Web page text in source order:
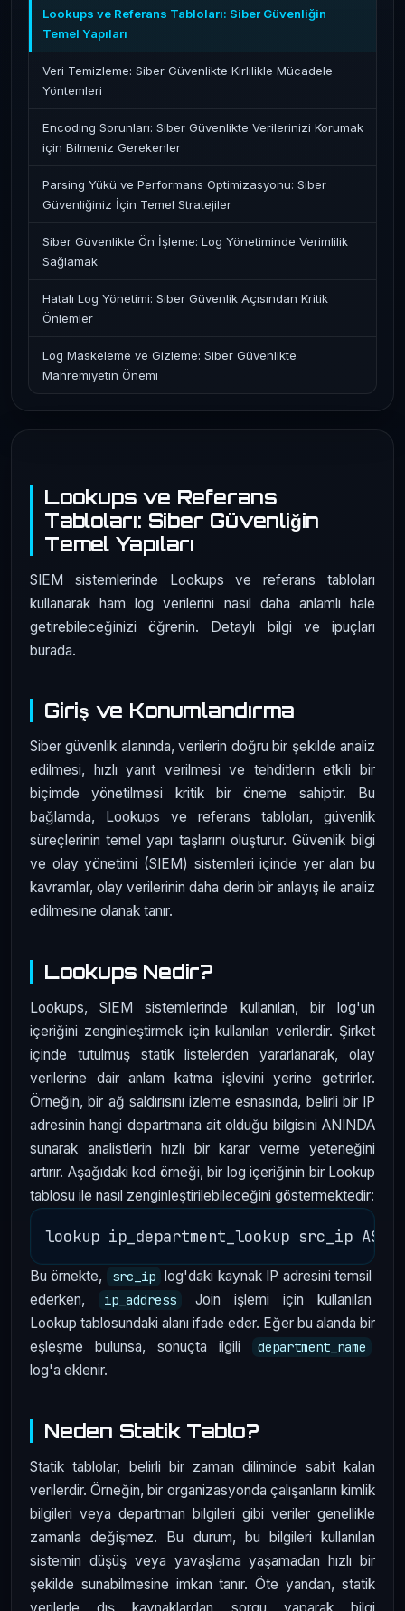
Lookups ve Referans
Tabloları: Siber Güvenliğin
Temel Yapıları
SIEM sistemlerinde Lookups ve referans tabloları
kullanarak ham log verilerini nasıl daha anlamlı hale
getirebileceğinizi öğrenin. Detaylı bilgi ve ipuçları
burada.
Giriş ve Konumlandırma
Siber güvenlik alanında, verilerin doğru bir şekilde analiz
edilmesi, hızlı yanıt verilmesi ve tehditlerin etkili bir
biçimde yönetilmesi kritik bir öneme sahiptir. Bu
bağlamda, Lookups ve referans tabloları, güvenlik
süreçlerinin temel yapı taşlarını oluşturur. Güvenlik bilgi
ve olay yönetimi (SIEM) sistemleri içinde yer alan bu
kavramlar, olay verilerinin daha derin bir anlayış ile analiz
edilmesine olanak tanır.
Lookups Nedir?
Lookups, SIEM sistemlerinde kullanılan, bir log'un
içeriğini zenginleştirmek için kullanılan verilerdir. Şirket
içinde tutulmuş statik listelerden yararlanarak, olay
verilerine dair anlam katma işlevini yerine getirirler.
Örneğin, bir ağ saldırısını izleme esnasında, belirli bir IP
adresinin hangi departmana ait olduğu bilgisini ANINDA
sunarak analistlerin hızlı bir karar verme yeteneğini
artırır. Aşağıdaki kod örneği, bir log içeriğinin bir Lookup
tablosu ile nasıl zenginleştirilebileceğini göstermektedir:
Bu örnekte, src_ip log'daki kaynak IP adresini temsil
ederken,
ip_address
Join işlemi için kullanılan
Lookup tablosundaki alanı ifade eder. Eğer bu alanda bir
eşleşme bulunsa, sonuçta ilgili
department_name
log'a eklenir.
Neden Statik Tablo?
Statik tablolar, belirli bir zaman diliminde sabit kalan
verilerdir. Örneğin, bir organizasyonda çalışanların kimlik
bilgileri veya departman bilgileri gibi veriler genellikle
zamanla değişmez. Bu durum, bu bilgileri kullanılan
sistemin düşüş veya yavaşlama yaşamadan hızlı bir
şekilde sunabilmesine imkan tanır. Öte yandan, statik
verilerle dış kaynaklardan sorgu yaparak bilgi
Lookups ve Referans Tabloları: Siber Güvenliğin
Temel Yapıları
Veri Temizleme: Siber Güvenlikte Kirlilikle Mücadele
Yöntemleri
Encoding Sorunları: Siber Güvenlikte Verilerinizi Korumak
için Bilmeniz Gerekenler
Parsing Yükü ve Performans Optimizasyonu: Siber
Güvenliğiniz İçin Temel Stratejiler
Siber Güvenlikte Ön İşleme: Log Yönetiminde Verimlilik
Sağlamak
Hatalı Log Yönetimi: Siber Güvenlik Açısından Kritik
Önlemler
Log Maskeleme ve Gizleme: Siber Güvenlikte
Mahremiyetin Önemi